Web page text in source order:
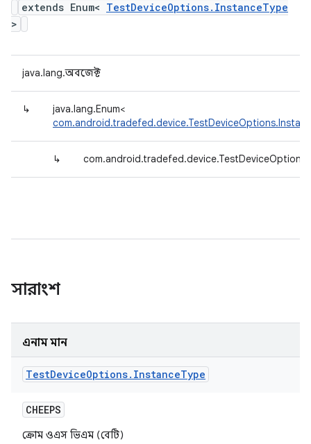
extends Enum< TestDeviceOptions.InstanceType
>
java.lang.অবজেক্ট
↳
java.lang.Enum<
↳
সারাংশ
এনাম মান
TestDeviceOptions. InstanceType
CHEEPS
ক্রোম ওএস ভিএম (বেটি)